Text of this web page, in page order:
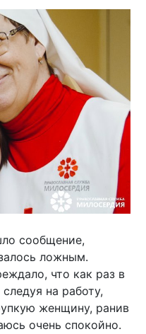
сообщение,
ложным.
что как раз в
на работу,
женщину, ранив
очень спокойно.